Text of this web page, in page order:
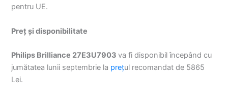
pentru UE.
Preț și disponibilitate
Philips Brilliance 27E3U7903va fi disponibil începând cu
jumătatea lunii septembrie la prețul recomandat de 5865
Lei.